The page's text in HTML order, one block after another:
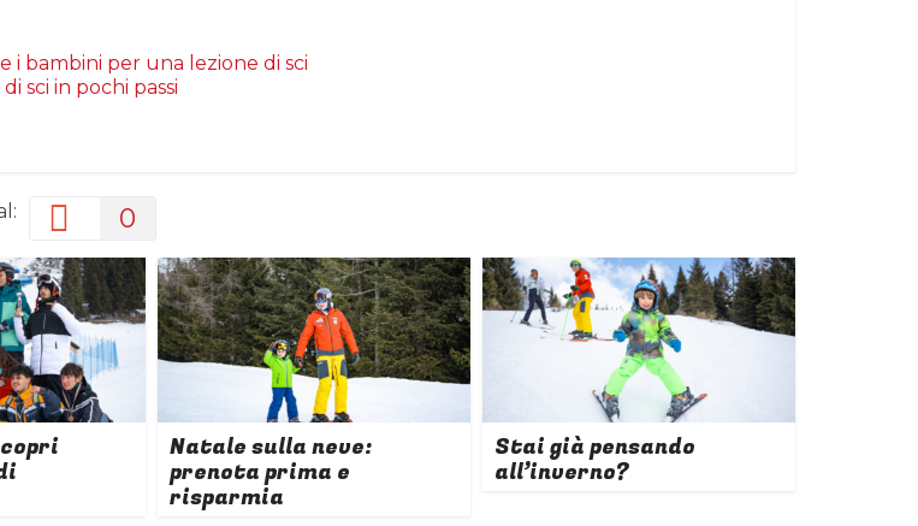
i bambini per una lezione di sci
sci in pochi passi
0
Natale sulla neve:
prenota prima e
risparmia
Stai già pensando
all’inverno?